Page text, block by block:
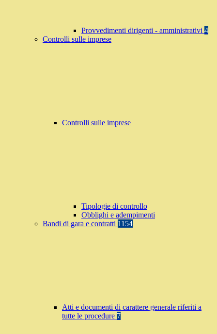
Provvedimenti dirigenti - amministrativi 4
Controlli sulle imprese
Controlli sulle imprese
Tipologie di controllo
Obblighi e adempimenti
Bandi di gara e contratti 1154
Atti e documenti di carattere generale riferiti a
tutte le procedure 7